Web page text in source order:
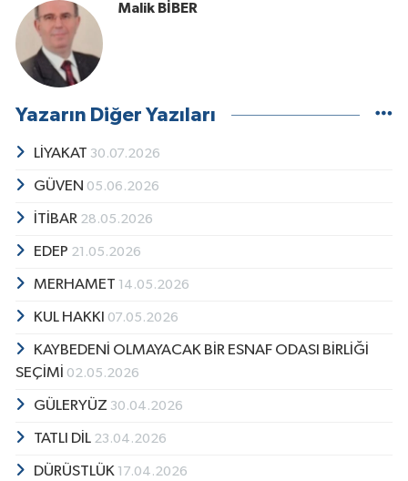
Malik BİBER
Yazarın Diğer Yazıları
LİYAKAT 30.07.2026
GÜVEN 05.06.2026
İTİBAR 28.05.2026
EDEP 21.05.2026
MERHAMET 14.05.2026
KUL HAKKI 07.05.2026
KAYBEDENİ OLMAYACAK BİR ESNAF ODASI BİRLİĞİ
SEÇİMİ 02.05.2026
GÜLERYÜZ 30.04.2026
TATLI DİL 23.04.2026
DÜRÜSTLÜK 17.04.2026